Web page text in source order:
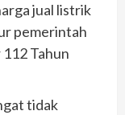
jual listrik
pemerintah
Tahun
tidak